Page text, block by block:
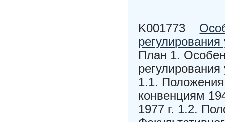
K001773
План 1.
1.1.
конвенциям
1977 г. 1.2.